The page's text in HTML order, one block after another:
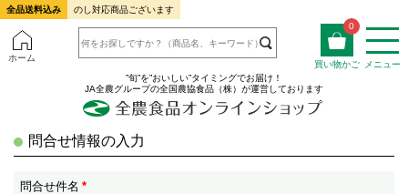
全品送料込み のし対応商品ございます
ホーム
0
買い物かご
メニュー
”旬”を”おいしい”タイミングでお届け！
JA全農グループの全国農協食品（株）が運営しております
問合せ情報の入力
問合せ件名 *